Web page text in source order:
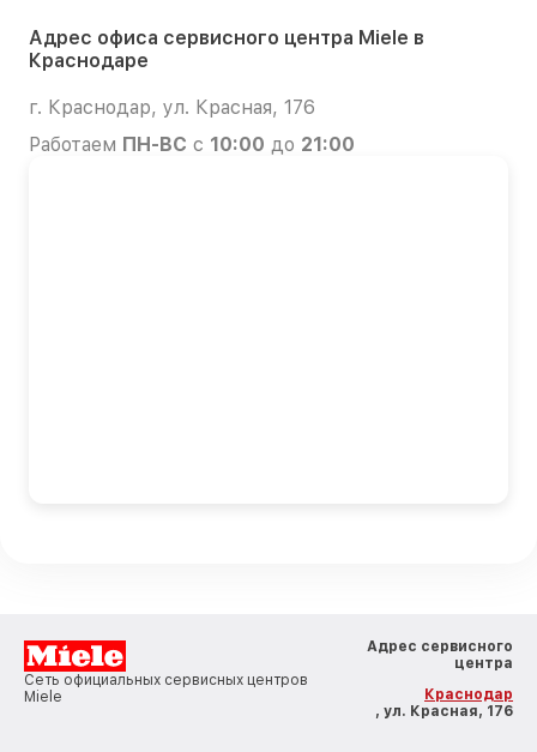
Адрес офиса сервисного центра Miele в
Краснодаре
г. Краснодар, ул. Красная, 176
Работаем ПН-ВС с 10:00 до 21:00
Сеть официальных сервисных центров
Miele
Адрес сервисного
центра
Краснодар
, ул. Красная, 176